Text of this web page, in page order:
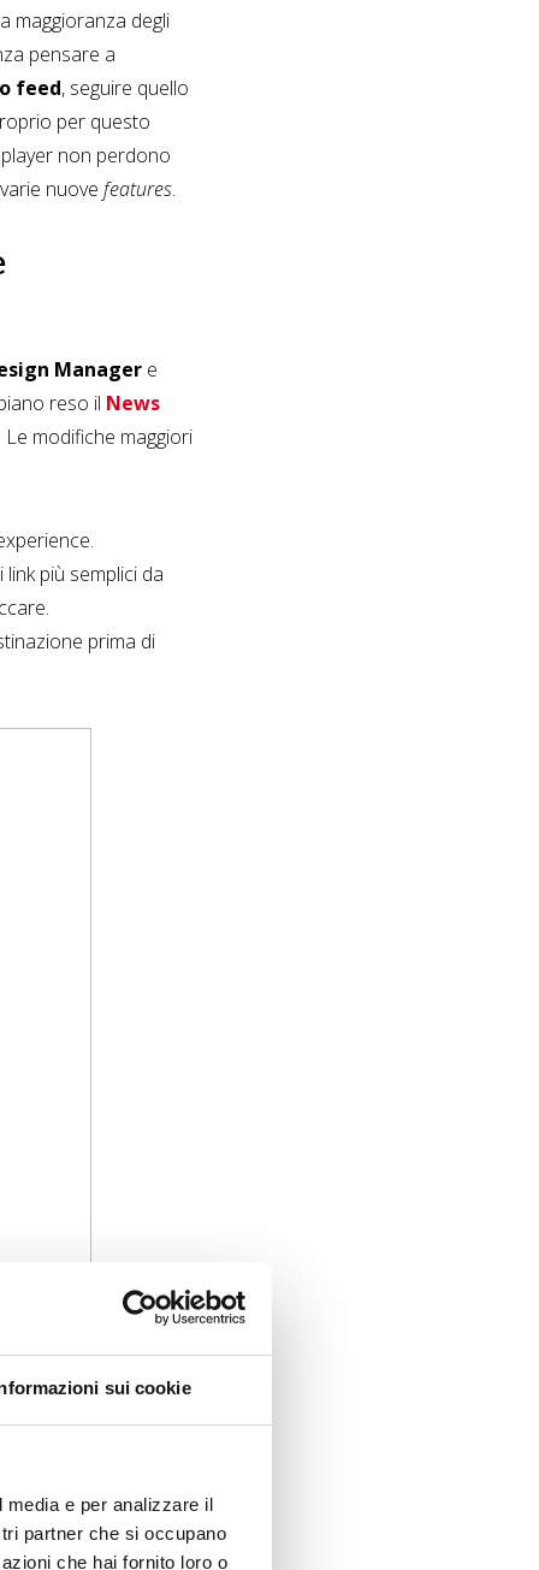
sui cookie
e per analizzare il
partner che si occupano
che hai fornito loro o
maggioranza degli
pensare a
feed, seguire quello
per questo
non perdono
nuove features.
Manager e
reso il News
modifiche maggiori
più semplici da
prima di
Zuckerberg non